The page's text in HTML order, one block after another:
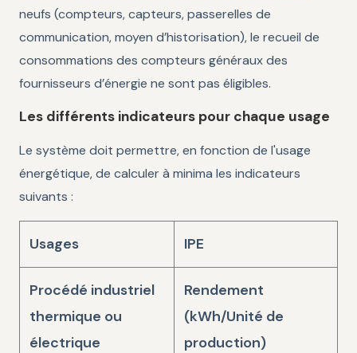
neufs (compteurs, capteurs, passerelles de
communication, moyen d’historisation), le recueil de
consommations des compteurs généraux des
fournisseurs d’énergie ne sont pas éligibles.
Les différents indicateurs pour chaque usage
Le système doit permettre, en fonction de l'usage
énergétique, de calculer à minima les indicateurs
suivants :
Usages IPE
Procédé industriel
thermique ou
électrique
Rendement
(kWh/Unité de
production)